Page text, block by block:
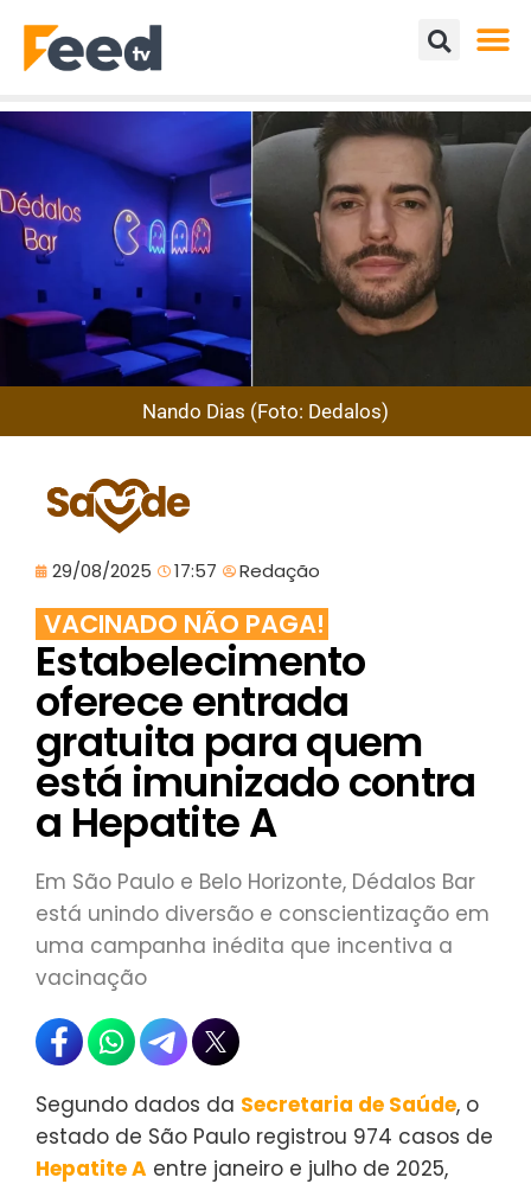
Nando Dias (Foto: Dedalos)
29/08/2025 17:57 Redação
VACINADO NÃO PAGA!
Estabelecimento
oferece entrada
gratuita para quem
está imunizado contra
a Hepatite A
Em São Paulo e Belo Horizonte, Dédalos Bar
está unindo diversão e conscientização em
uma campanha inédita que incentiva a
vacinação
Segundo dados da Secretaria de Saúde, o
estado de São Paulo registrou 974 casos de
Hepatite A entre janeiro e julho de 2025,